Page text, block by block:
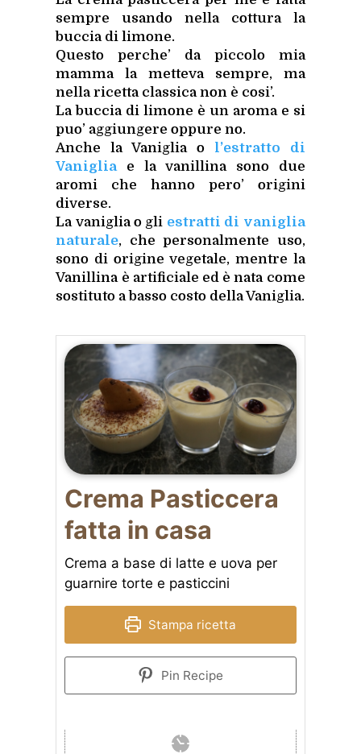
sempre usando nella cottura la
buccia di limone.
Questo perche’ da piccolo mia
mamma la metteva sempre, ma
nella ricetta classica non è cosi’.
La buccia di limone è un aroma e si
puo’ aggiungere oppure no.
Anche la Vaniglia o l’estratto di
Vanigliae la vanillina sono due
aromi che hanno pero’ origini
diverse.
La vaniglia o gli estratti di vaniglia
naturale, che personalmente uso,
sono di origine vegetale, mentre la
Vanillina è artificiale ed è nata come
sostituto a basso costo della Vaniglia.
Crema Pasticcera
fatta in casa
Crema a base di latte e uova per
guarnire torte e pasticcini
Stampa ricetta
Pin Recipe